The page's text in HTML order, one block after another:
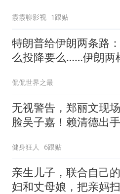
霞霞聊影视 1跟贴
特朗普给伊朗两条路
么投降要么……伊朗两
打下来了
侃侃世界之最
无视警告，郑丽文现
脸吴子嘉！赖清德出
健身狂人 6跟贴
亲生儿子，联合自己
妇和丈母娘，把亲妈